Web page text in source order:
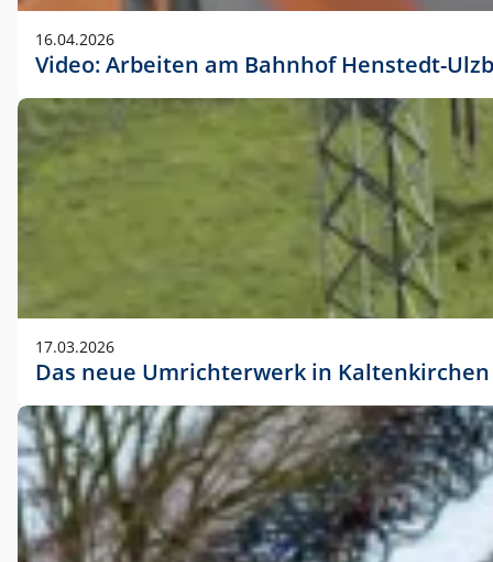
16.04.2026
Video: Arbeiten am Bahnhof Henstedt-
17.03.2026
Das neue Umrichterwerk in Kaltenkirchen